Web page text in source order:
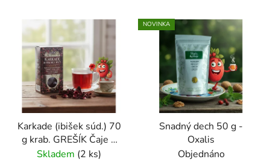
Karkade (ibišek súd.) 70
g krab. GREŠÍK Čaje 4
světadílů
Skladem (2 ks)
NOVINKA
Snadný dech 50 g -
Oxalis
Objednáno